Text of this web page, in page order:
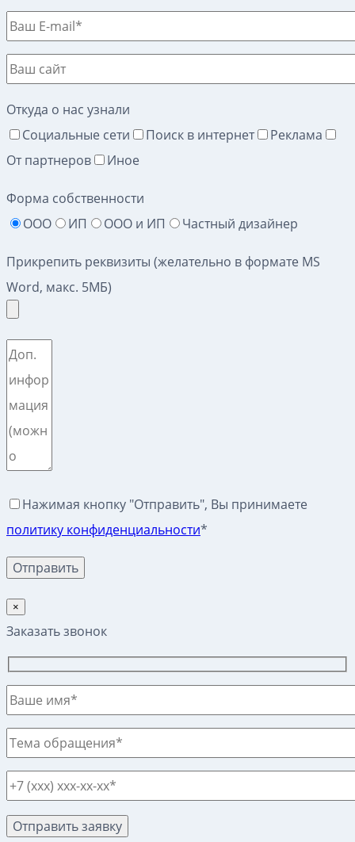
Откуда о нас узнали
Социальные сети
Поиск в интернет
Реклама
От партнеров
Иное
Форма собственности
ООО
ИП ООО и ИП Частный дизайнер
Прикрепить реквизиты (желательно в формате MS
Word, макс. 5МБ)
Нажимая кнопку "Отправить", Вы принимаете
политику конфиденциальности*
×
Заказать звонок